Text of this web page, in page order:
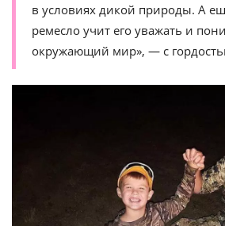
в условиях дикой природы. А
ремесло учит его уважать и
окружающий мир», — с